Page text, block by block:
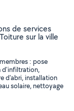
de services
sur la ville
: pose
d'infiltration,
d'abri, installation
solaire, nettoyage